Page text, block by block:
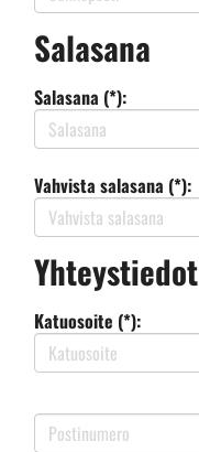
Salasana
Salasana (*):
Vahvista salasana (*):
Yhteystiedot
Katuosoite (*):